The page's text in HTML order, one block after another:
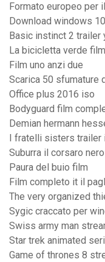
Formato europeo per
Download windows
Basic instinct 2 trailer
La bicicletta verde
Film uno anzi due
Scarica 50 sfumature
Office plus 2016 iso
Bodyguard film
Demian hermann
I fratelli sisters trailer
Suburra il corsaro nero
Paura del buio film
Film completo it il
The very organized
Sygic craccato per
Swiss army man
Star trek animated
Game of thrones 8